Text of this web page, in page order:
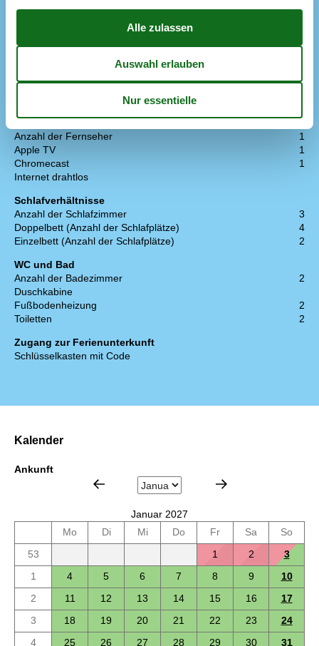
Wäschetrockner
1
Anzahl der Induktionskochplatten
4
Spülmaschine
1
Anzahl der Fernseher
1
Apple TV
1
Chromecast
1
Internet drahtlos
Schlafverhältnisse
Anzahl der Schlafzimmer
3
Doppelbett (Anzahl der Schlafplätze)
4
Einzelbett (Anzahl der Schlafplätze)
2
WC und Bad
Anzahl der Badezimmer
2
Duschkabine
Fußbodenheizung
2
Toiletten
2
Zugang zur Ferienunterkunft
Schlüsselkasten mit Code
Kalender
Ankunft
Januar 2027
Mo
Di Mi Do Fr Sa
So
53
1 2
3
1
4 5 6 7 8 9
10
2
11 12 13 14 15 16
17
3
18 19 20 21 22 23
24
4
25 26 27 28 29 30
31